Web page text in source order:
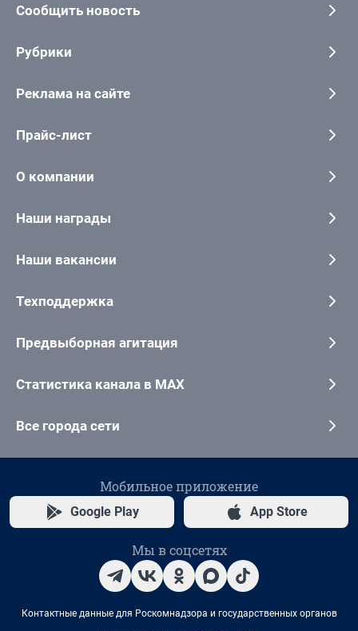
Сообщить новость
Рубрики
Реклама на сайте
Прайс-лист
О компании
Наши награды
Наши вакансии
Техподдержка
Предвыборная агитация
Статистика канала в MAX
Все города сети
Мобильное приложение
Google Play App Store
Мы в соцсетях
Контактные данные для Роскомнадзора и государственных органов